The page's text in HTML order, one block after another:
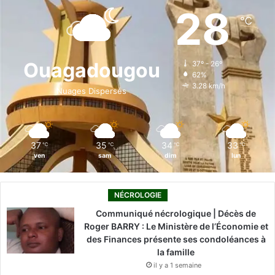
e
b
o
k
i
n
t
a
g
r
T
o
k
Ouagadougou
Nuages Dispersés
28℃
37º - 26º
62%
3.28 km/h
37 ℃
ven
35 ℃
sam
34 ℃
dim
33 ℃
lun
NÉCROLOGIE
Communiqué nécrologique | Décès de
Roger BARRY : Le Ministère de l’Économie et
des Finances présente ses condoléances à
la famille
il y a 1 semaine